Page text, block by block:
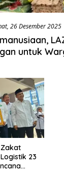
26 Desember
untuk
23